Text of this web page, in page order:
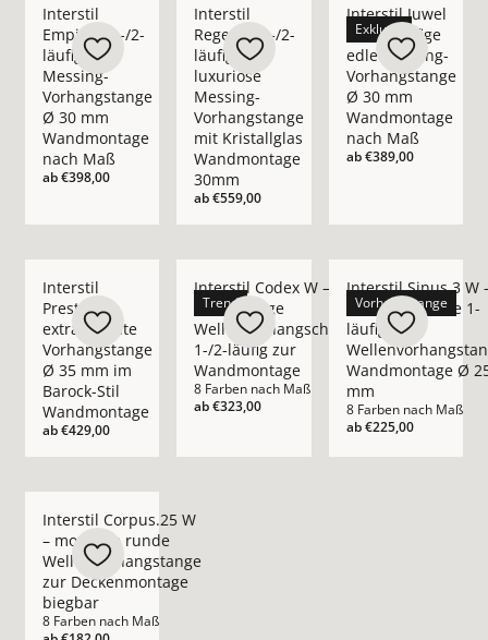
Interstil
Empire – 1-/2-
läufige
Messing-
Vorhangstange
Ø 30 mm
Wandmontage
nach Maß
ab€398,00
Interstil
Regent – 1-/2-
läufige
luxuriöse
Messing-
Vorhangstange
mit Kristallglas
Wandmontage
30mm
ab€559,00
Exklusiv
Interstil Juwel
– 1-/2-läufige
edle Messing-
Vorhangstange
Ø 30 mm
Wandmontage
nach Maß
ab€389,00
Interstil
Prestige –
extravagante
Vorhangstange
Ø 35 mm im
Barock-Stil
Wandmontage
ab€429,00
Trend
Interstil Codex W –
hochwertige
Wellenvorhangschiene
1-/2-läufig zur
Wandmontage
8 Farben nach Maß
ab€323,00
Vorhangstange
Interstil Sinus.3 W
moderne runde 1-
läufige
Wandmontage Ø
mm
8 Farben nach Maß
ab€225,00
Interstil Corpus.25 W
– moderne runde
Wellenvorhangstange
zur Deckenmontage
biegbar
8 Farben nach Maß